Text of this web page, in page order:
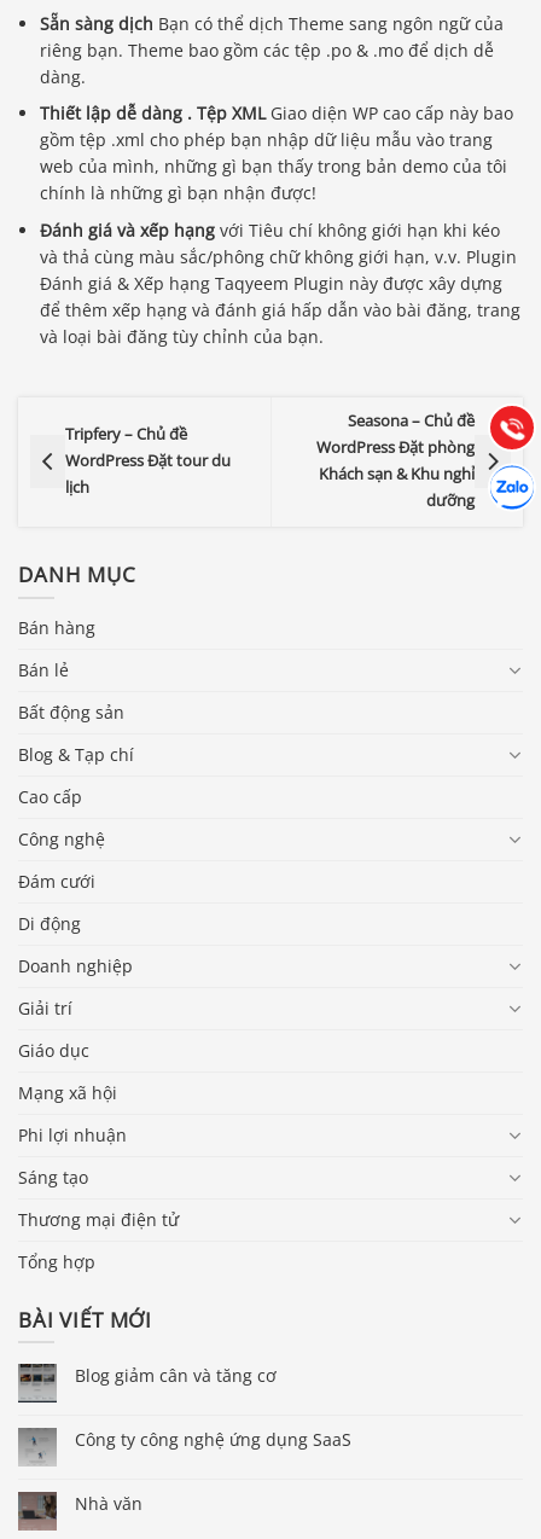
Sẵn sàng dịch Bạn có thể dịch Theme sang ngôn ngữ của
riêng bạn. Theme bao gồm các tệp .po & .mo để dịch dễ
dàng.
Thiết lập dễ dàng . Tệp XMLGiao diện WP cao cấp này bao
gồm tệp .xml cho phép bạn nhập dữ liệu mẫu vào trang
web của mình, những gì bạn thấy trong bản demo của tôi
chính là những gì bạn nhận được!
Đánh giá và xếp hạng với Tiêu chí không giới hạn khi kéo
và thả cùng màu sắc/phông chữ không giới hạn, v.v. Plugin
Đánh giá & Xếp hạng Taqyeem Plugin này được xây dựng
để thêm xếp hạng và đánh giá hấp dẫn vào bài đăng, trang
và loại bài đăng tùy chỉnh của bạn.
Tripfery – Chủ đề
WordPress Đặt tour du
lịch
Seasona – Chủ đề
WordPress Đặt phòng
Khách sạn & Khu nghỉ
dưỡng
DANH MỤC
Bán hàng
Bán lẻ
Bất động sản
Blog & Tạp chí
Cao cấp
Công nghệ
Đám cưới
Di động
Doanh nghiệp
Giải trí
Giáo dục
Mạng xã hội
Phi lợi nhuận
Sáng tạo
Thương mại điện tử
Tổng hợp
BÀI VIẾT MỚI
Blog giảm cân và tăng cơ
Công ty công nghệ ứng dụng SaaS
Nhà văn
Gọi
Báo giá & Đặt hàng:
0903.976.769
(028) 22.166.144
Chát
Tư vấn
Hợp tác